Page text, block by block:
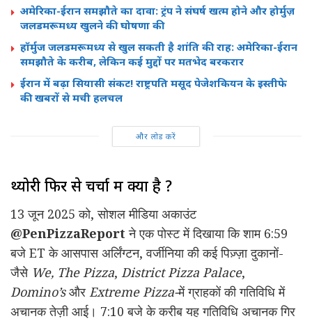
अमेरिका-ईरान समझौते का दावा: ट्रंप ने संघर्ष खत्म होने और होर्मुज़
जलडमरूमध्य खुलने की घोषणा की
हॉर्मुज जलडमरूमध्य से खुल सकती है शांति की राह: अमेरिका-ईरान
समझौते के करीब, लेकिन कई मुद्दों पर मतभेद बरकरार
ईरान में बढ़ा सियासी संकट! राष्ट्रपति मसूद पेजेशकियन के इस्तीफे
की खबरों से मची हलचल
और लोड करें
थ्योरी फिर से चर्चा में क्यों है ?
13 जून 2025 को, सोशल मीडिया अकाउंट
@PenPizzaReportने एक पोस्ट में दिखाया कि शाम 6:59
बजे ET के आसपास अर्लिंग्टन, वर्जीनिया की कई पिज़्ज़ा दुकानों-
जैसे We, The Pizza, District Pizza Palace,
Domino’sऔर Extreme Pizza-में ग्राहकों की गतिविधि में
अचानक तेज़ी आई। 7:10 बजे के करीब यह गतिविधि अचानक गिर